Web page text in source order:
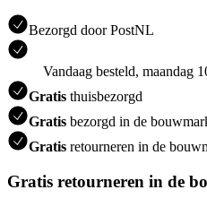
Bezorgd door PostNL
Vandaag besteld, maandag
Gratis thuisbezorgd
Gratis bezorgd in de
Gratis retourneren in de
Gratis retourneren in de